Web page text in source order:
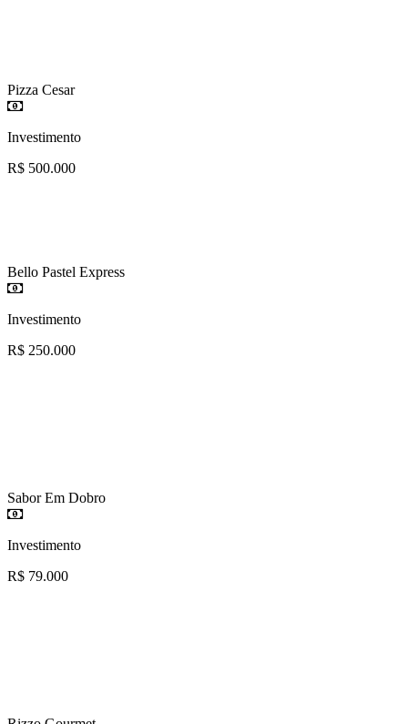
Pizza Cesar
Investimento
R$ 500.000
Bello Pastel Express
Investimento
R$ 250.000
Sabor Em Dobro
Investimento
R$ 79.000